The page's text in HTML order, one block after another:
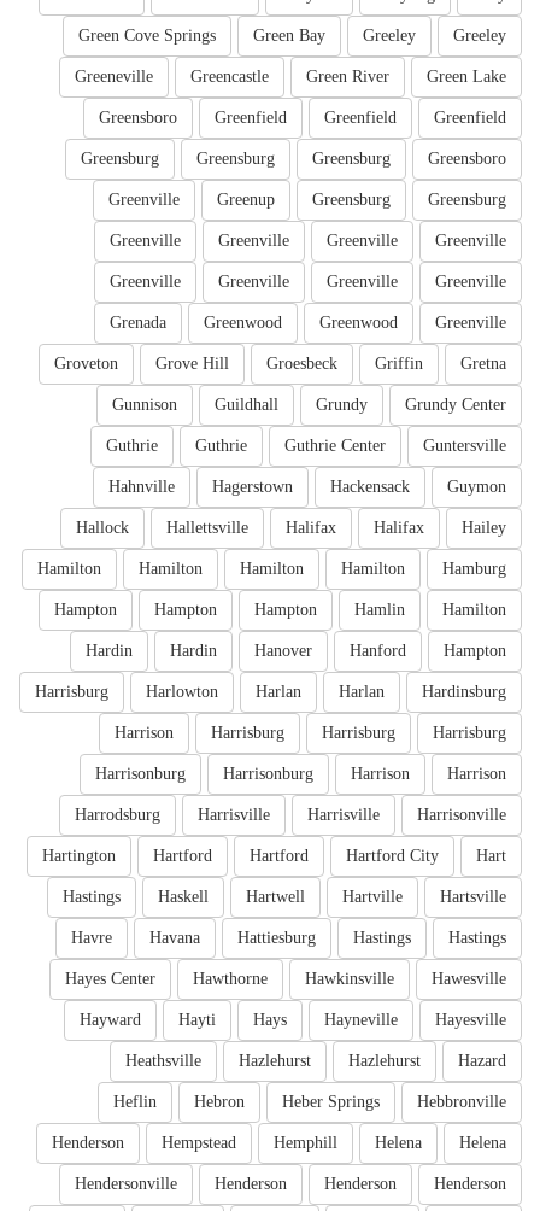
Greeley
Greeley
Green Bay
Green Cove Springs
Green Lake
Green River
Greencastle
Greeneville
Greenfield
Greenfield
Greenfield
Greensboro
Greensboro
Greensburg
Greensburg
Greensburg
Greensburg
Greensburg
Greenup
Greenville
Greenville
Greenville
Greenville
Greenville
Greenville
Greenville
Greenville
Greenville
Greenville
Greenwood
Greenwood
Grenada
Gretna
Griffin
Groesbeck
Grove Hill
Groveton
Grundy Center
Grundy
Guildhall
Gunnison
Guntersville
Guthrie Center
Guthrie
Guthrie
Guymon
Hackensack
Hagerstown
Hahnville
Hailey
Halifax
Halifax
Hallettsville
Hallock
Hamburg
Hamilton
Hamilton
Hamilton
Hamilton
Hamilton
Hamlin
Hampton
Hampton
Hampton
Hampton
Hanford
Hanover
Hardin
Hardin
Hardinsburg
Harlan
Harlan
Harlowton
Harrisburg
Harrisburg
Harrisburg
Harrisburg
Harrison
Harrison
Harrison
Harrisonburg
Harrisonburg
Harrisonville
Harrisville
Harrisville
Harrodsburg
Hart
Hartford City
Hartford
Hartford
Hartington
Hartsville
Hartville
Hartwell
Haskell
Hastings
Hastings
Hastings
Hattiesburg
Havana
Havre
Hawesville
Hawkinsville
Hawthorne
Hayes Center
Hayesville
Hayneville
Hays
Hayti
Hayward
Hazard
Hazlehurst
Hazlehurst
Heathsville
Hebbronville
Heber Springs
Hebron
Heflin
Helena
Helena
Hemphill
Hempstead
Henderson
Henderson
Henderson
Henderson
Hendersonville